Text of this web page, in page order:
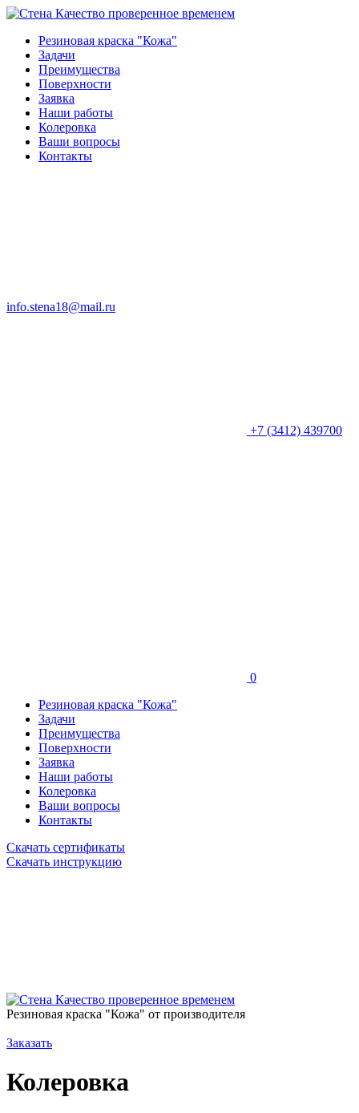
Качество проверенное временем
Резиновая краска "Кожа"
Задачи
Преимущества
Поверхности
Заявка
Наши работы
Колеровка
Ваши вопросы
Контакты
info.stena18@mail.ru
+7 (3412) 439700
0
Резиновая краска "Кожа"
Задачи
Преимущества
Поверхности
Заявка
Наши работы
Колеровка
Ваши вопросы
Контакты
Скачать сертификаты
Скачать инструкцию
Качество проверенное временем
Резиновая краска "Кожа" от производителя
Заказать
Колеровка